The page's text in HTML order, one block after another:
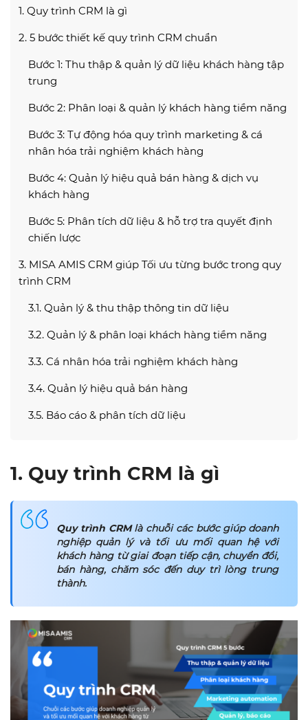
1. Quy trình CRM là gì
2. 5 bước thiết kế quy trình CRM chuẩn
Bước 1: Thu thập & quản lý dữ liệu khách hàng tập
trung
Bước 2: Phân loại & quản lý khách hàng tiềm năng
Bước 3: Tự động hóa quy trình marketing & cá
nhân hóa trải nghiệm khách hàng
Bước 4: Quản lý hiệu quả bán hàng & dịch vụ
khách hàng
Bước 5: Phân tích dữ liệu & hỗ trợ tra quyết định
chiến lược
3. MISA AMIS CRM giúp Tối ưu từng bước trong quy
trình CRM
3.1. Quản lý & thu thập thông tin dữ liệu
3.2. Quản lý & phân loại khách hàng tiềm năng
3.3. Cá nhân hóa trải nghiệm khách hàng
3.4. Quản lý hiệu quả bán hàng
3.5. Báo cáo & phân tích dữ liệu
1. Quy trình CRM là gì
Quy trình CRMlà chuỗi các bước giúp doanh
nghiệp quản lý và tối ưu mối quan hệ với
khách hàng từ giai đoạn tiếp cận, chuyển đổi,
bán hàng, chăm sóc đến duy trì lòng trung
thành.